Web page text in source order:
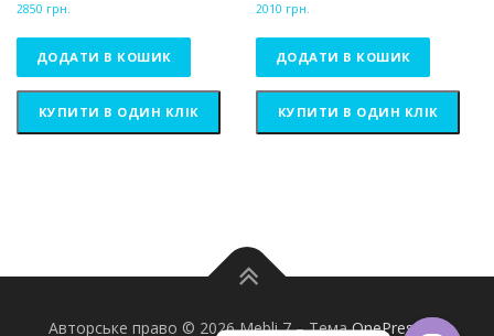
2850 грн.
ДОДАТИ В КОШИК
КУПИТИ В ОДИН КЛІК
2010 грн.
ДОДАТИ В КОШИК
КУПИТИ В ОДИН КЛІК
Авторське право © 2026 Mebli 7–ТемаOnePress від